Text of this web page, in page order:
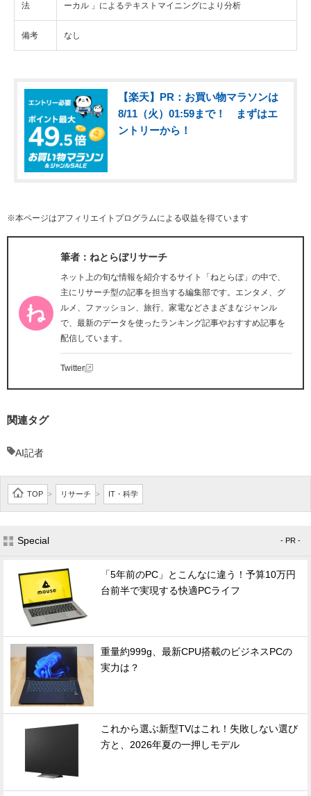
法
ーカル 」によるテキストマイニングにより分析
備考 なし
【楽天】PR：お買い物マラソンは
8/11（火）01:59まで！ まずはエ
ントリーから！
※本ページはアフィリエイトプログラムによる収益を得ています
筆者：ねとらぼリサーチ
ネット上の旬な情報を紹介するサイト「ねとらぼ」の中で、
主にリサーチ型の記事を担当する編集部です。エンタメ、グ
ルメ、ファッション、旅行、家電などさまざまなジャンル
で、最新のデータを使ったランキング記事やおすすめ記事を
配信しています。
Twitter
関連タグ
AI記者
TOP > リサーチ > IT・科学
Special - PR -
「5年前のPC」とこんなに違う！予算10万円
台前半で実現する快適PCライフ
重量約999g、最新CPU搭載のビジネスPCの
実力は？
これから選ぶ新型TVはこれ！失敗しない選び
方と、2026年夏の一押しモデル